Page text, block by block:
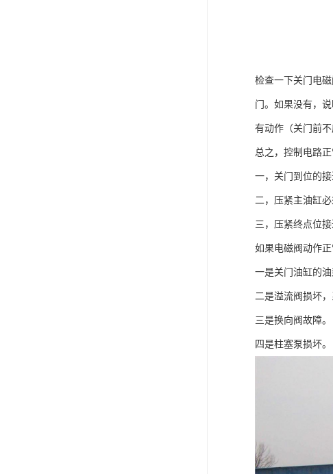
检查一下关门电
门。如果没有，
有动作（关门前
总之，控制电路
一，关门到位的接
二，压紧主油缸
三，压紧终点位接
如果电磁阀动作正
一是关门油缸的油
二是溢流阀损坏，
三是换向阀故障。
四是柱塞泵损坏。